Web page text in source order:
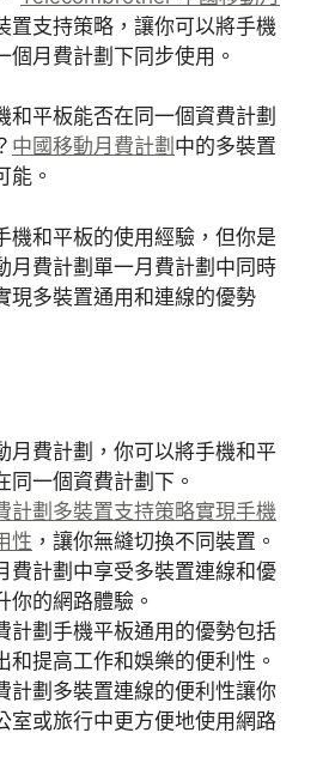
置支持策略，讓你可以將手機
個月費計劃下同步使用。
和平板能否在同一個資費計劃
中國移動月費計劃 中的多裝置
能。
機和平板的使用經驗，但你是
月費計劃單一月費計劃中同時
現多裝置通用和連線的優勢
月費計劃，你可以將手機和平
同一個資費計劃下。
計劃多裝置支持策略實現手機
性 ，讓你無縫切換不同裝置。
費計劃中享受多裝置連線和優
你的網路體驗。
計劃手機平板通用的優勢包括
和提高工作和娛樂的便利性。
計劃多裝置連線的便利性讓你
室或旅行中更方便地使用網路